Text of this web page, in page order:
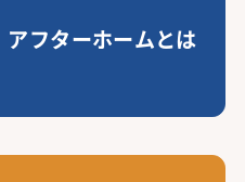
アフターホームとは